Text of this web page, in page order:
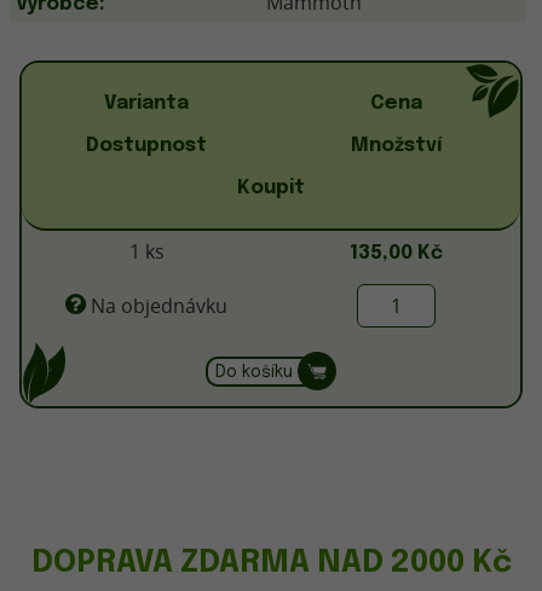
Varianta Cena
Dostupnost Množství
Koupit
1 ks 135,00 Kč
Na objednávku
Do košíku
DOPRAVA ZDARMA NAD 2000 Kč